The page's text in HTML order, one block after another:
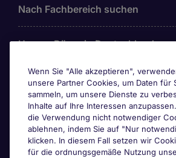
Nach Fachbereich suchen
Unsere Büros in Deutschland
Über Michael Page
Awards & Zertifizierungen
Wenn Sie "Alle akzeptieren",
unsere Partner Cookies, um Daten für
sammeln, um unsere Dienste zu
Inhalte auf Ihre Interessen
die Verwendung nicht notwendiger
ablehnen, indem Sie auf "Nur
klicken. In diesem Fall setzen wir
für die ordnungsgemäße Nutzung